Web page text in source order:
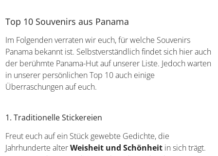
Im Folgenden verraten wir euch, für welche Souvenirs
Panama bekannt ist. Selbstverständlich findet sich hier
auch der berühmte Panama-Hut auf unserer Liste. Jedoch
warten in unserer persönlichen Top 10 auch einige
Freut euch auf ein Stück gewebte Gedichte, die